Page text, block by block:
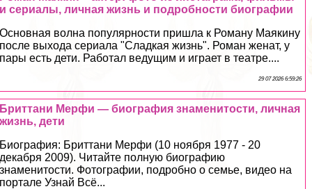
и сериалы, личная жизнь и подробности биографии
Основная волна популярности пришла к Роману Маякину
после выхода сериала "Сладкая жизнь". Роман женат, у
пары есть дети. Работал ведущим и играет в театре....
29 07 2026 6:59:26
Бриттани Мерфи — биография знаменитости, личная
жизнь, дети
Биография: Бриттани Мерфи (10 ноября 1977 - 20
декабря 2009). Читайте полную биографию
знаменитости. Фотографии, подробно о семье, видео на
портале Узнай Всё...